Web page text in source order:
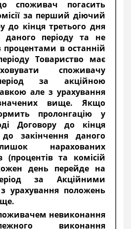
споживач погасить
за перший діючий
до кінця третього дня
даного періоду та не
процентами в останній
Товариство має
споживачу
за акційною
але з урахування
вище. Якщо
пролонгацію у
Договору до кінця
закінчення даного
нарахованих
та комісій
день перейде на
за Акційними
урахування положень
невиконання
виконання